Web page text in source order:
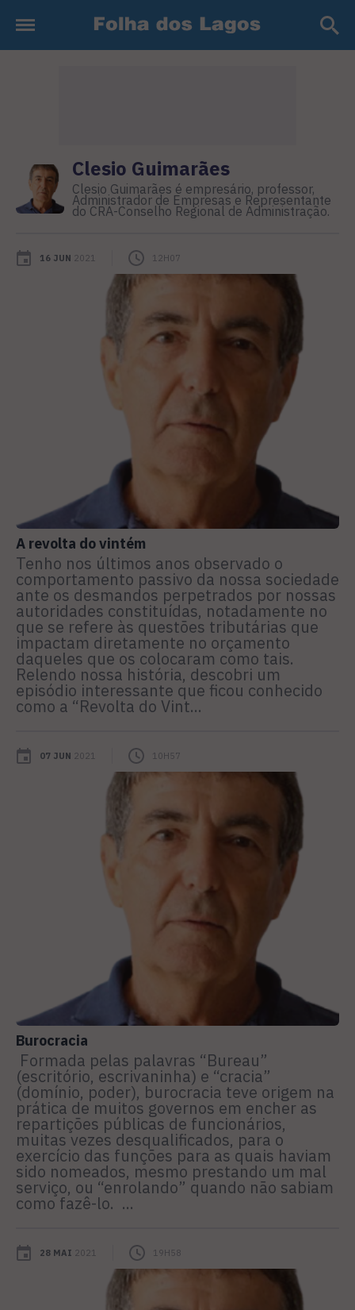
Clesio Guimarães
Clesio Guimarães é empresário, professor,
Administrador de Empresas e Representante
do CRA-Conselho Regional de Administração.
16 JUN 2021 12H07
A revolta do vintém
Tenho nos últimos anos observado o
comportamento passivo da nossa sociedade
ante os desmandos perpetrados por nossas
autoridades constituídas, notadamente no
que se refere às questões tributárias que
impactam diretamente no orçamento
daqueles que os colocaram como tais.
Relendo nossa história, descobri um
episódio interessante que ficou conhecido
como a “Revolta do Vint...
07 JUN 2021 10H57
Burocracia
Formada pelas palavras “Bureau”
(escritório, escrivaninha) e “cracia”
(domínio, poder), burocracia teve origem na
prática de muitos governos em encher as
repartições públicas de funcionários,
muitas vezes desqualificados, para o
exercício das funções para as quais haviam
sido nomeados, mesmo prestando um mal
serviço, ou “enrolando” quando não sabiam
como fazê-lo. ...
28 MAI 2021 19H58